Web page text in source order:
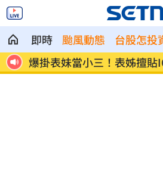
即時 颱風動態 台股怎投
半導體與綠能雙箭頭！ 「它